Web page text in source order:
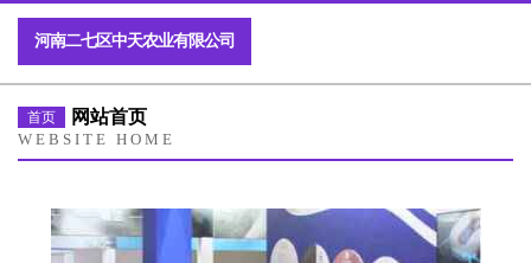
河南二七区中天农业有限公司
首页 网站首页
WEBSITE HOME